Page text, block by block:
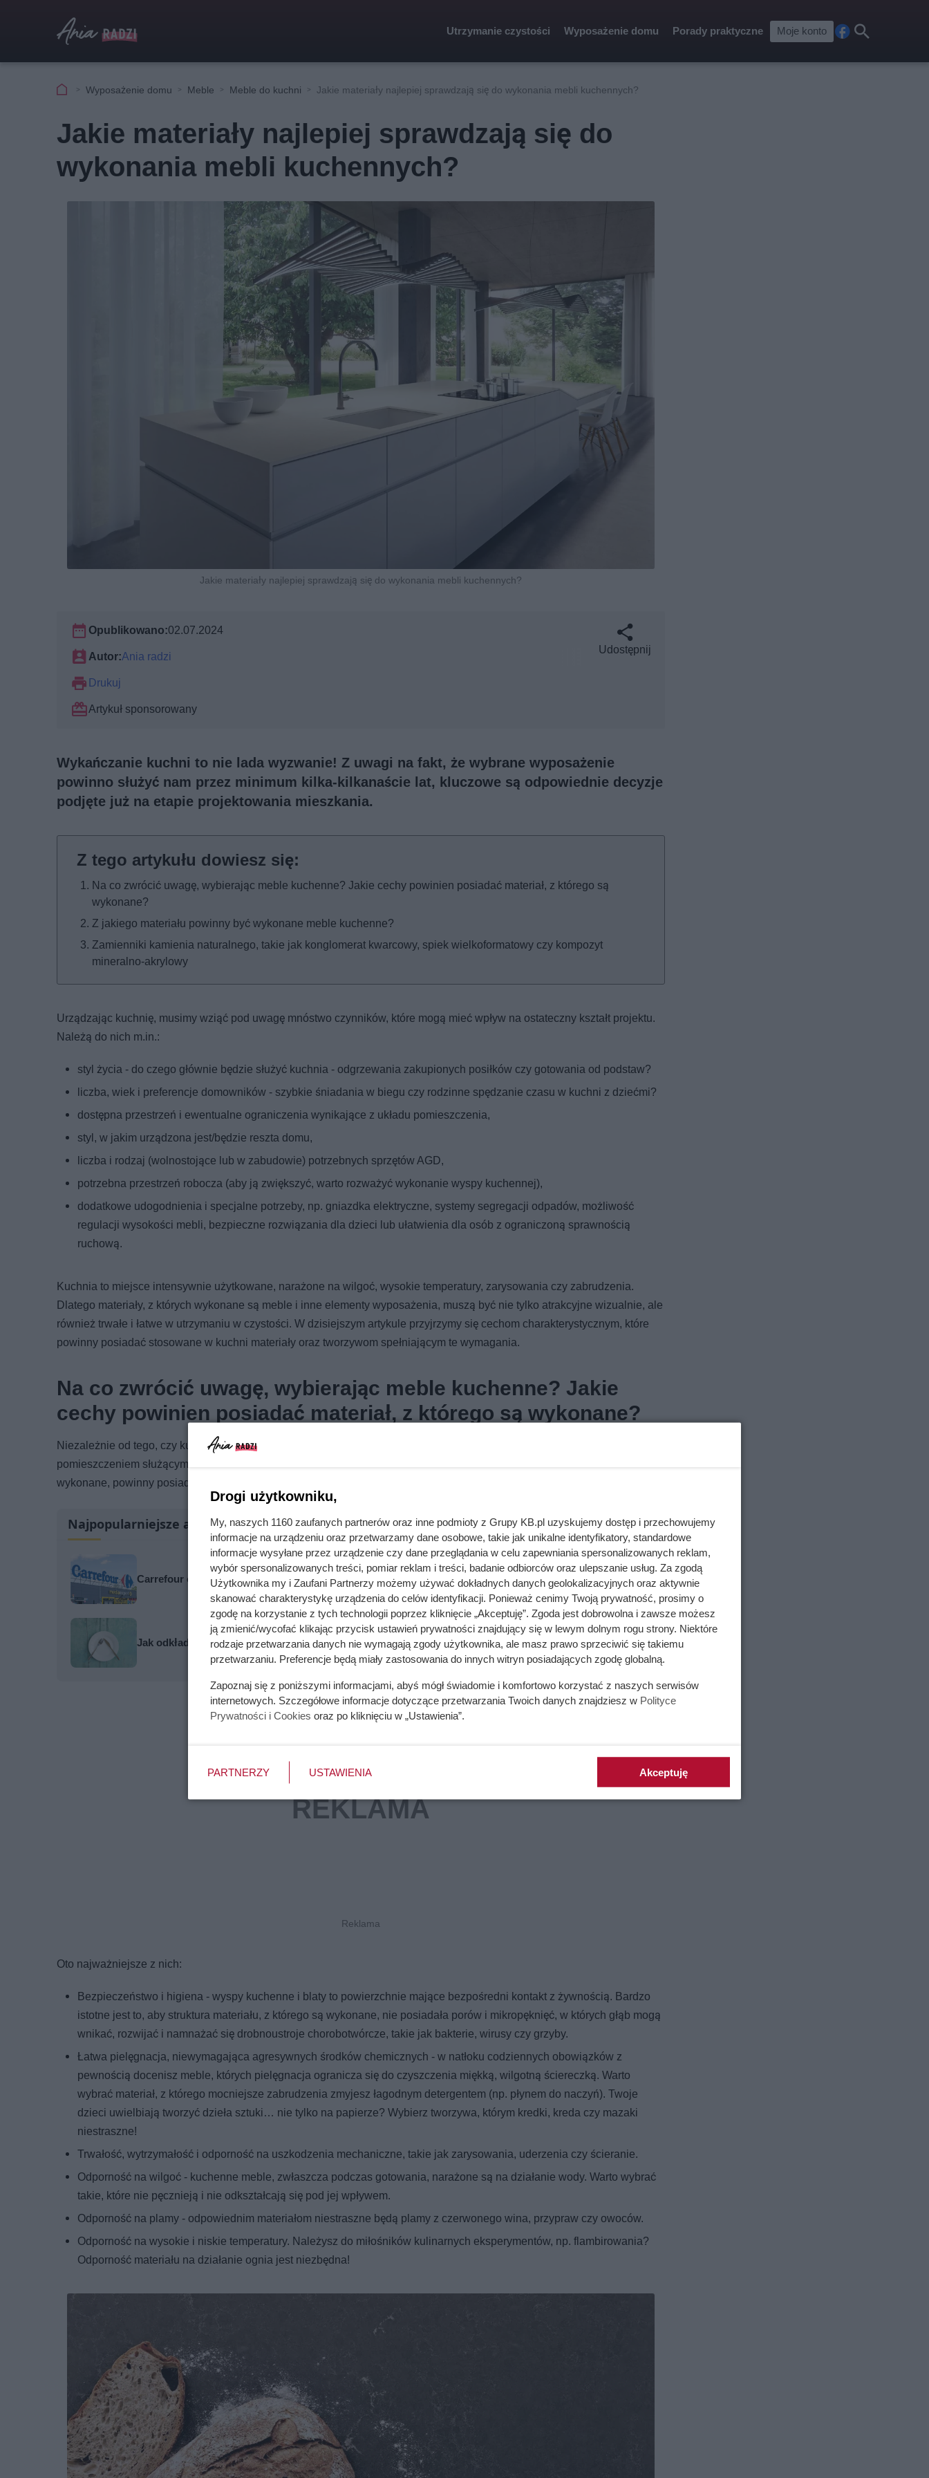
Utrzymanie czystości Wyposażenie domu Porady praktyczne Moje konto
cebkaj
Wyposażenie domu Meble Meble do kuchni Jakie materiały najlepiej sprawdzają się do wykonania mebli kuchennych?
Jakie materiały najlepiej sprawdzają się do
wykonania mebli kuchennych?
Jakie materiały najlepiej sprawdzają się do wykonania mebli kuchennych?
Opublikowano:02.07.2024
Autor:Ania radzi
Drukuj
Artykuł sponsorowany
Udostępnij
Wykańczanie kuchni to nie lada wyzwanie! Z uwagi na fakt, że wybrane wyposażenie
powinno służyć nam przez minimum kilka-kilkanaście lat, kluczowe są odpowiednie decyzje
podjęte już na etapie projektowania mieszkania.
Na co zwrócić uwagę, wybierając meble kuchenne? Jakie cechy powinien posiadać materiał, z którego są
wykonane?
Z jakiego materiału powinny być wykonane meble kuchenne?
Zamienniki kamienia naturalnego, takie jak konglomerat kwarcowy, spiek wielkoformatowy czy kompozyt
mineralno-akrylowy
Urządzając kuchnię, musimy wziąć pod uwagę mnóstwo czynników, które mogą mieć wpływ na ostateczny kształt projektu.
Należą do nich m.in.:
styl życia - do czego głównie będzie służyć kuchnia - odgrzewania zakupionych posiłków czy gotowania od podstaw?
liczba, wiek i preferencje domowników - szybkie śniadania w biegu czy rodzinne spędzanie czasu w kuchni z dziećmi?
dostępna przestrzeń i ewentualne ograniczenia wynikające z układu pomieszczenia,
styl, w jakim urządzona jest/będzie reszta domu,
liczba i rodzaj (wolnostojące lub w zabudowie) potrzebnych sprzętów AGD,
potrzebna przestrzeń robocza (aby ją zwiększyć, warto rozważyć wykonanie wyspy kuchennej),
dodatkowe udogodnienia i specjalne potrzeby, np. gniazdka elektryczne, systemy segregacji odpadów, możliwość
regulacji wysokości mebli, bezpieczne rozwiązania dla dzieci lub ułatwienia dla osób z ograniczoną sprawnością
ruchową.
Kuchnia to miejsce intensywnie użytkowane, narażone na wilgoć, wysokie temperatury, zarysowania czy zabrudzenia.
Dlatego materiały, z których wykonane są meble i inne elementy wyposażenia, muszą być nie tylko atrakcyjne wizualnie, ale
również trwałe i łatwe w utrzymaniu w czystości. W dzisiejszym artykule przyjrzymy się cechom charakterystycznym, które
powinny posiadać stosowane w kuchni materiały oraz tworzywom spełniającym te wymagania.
Na co zwrócić uwagę, wybierając meble kuchenne? Jakie
cechy powinien posiadać materiał, z którego są wykonane?
Niezależnie od tego, czy kuchnia jest sercem domu, w którym spędzasz mnóstwo czasu z bliskimi, czy raczej
pomieszczeniem służącym tylko do przygotowywania szybkich posiłków, meble kuchenne i materiały, z których są
wykonane, powinny posiadać kilka cech, dzięki którym pozostaną w doskonałym stanie przez wiele lat.
Najpopularniejsze artykuły
Carrefour odpalił promocje: kawa 80% taniej i różne hity
Jak odkładać sztućce po posiłku - poznaj zasady savoir vivre
Oto najważniejsze z nich:
Bezpieczeństwo i higiena - wyspy kuchenne i blaty to powierzchnie mające bezpośredni kontakt z żywnością. Bardzo
istotne jest to, aby struktura materiału, z którego są wykonane, nie posiadała porów i mikropęknięć, w których głąb mogą
wnikać, rozwijać i namnażać się drobnoustroje chorobotwórcze, takie jak bakterie, wirusy czy grzyby.
Łatwa pielęgnacja, niewymagająca agresywnych środków chemicznych - w natłoku codziennych obowiązków z
pewnością docenisz meble, których pielęgnacja ogranicza się do czyszczenia miękką, wilgotną ściereczką. Warto
wybrać materiał, z którego mocniejsze zabrudzenia zmyjesz łagodnym detergentem (np. płynem do naczyń). Twoje
dzieci uwielbiają tworzyć dzieła sztuki… nie tylko na papierze? Wybierz tworzywa, którym kredki, kreda czy mazaki
niestraszne!
Trwałość, wytrzymałość i odporność na uszkodzenia mechaniczne, takie jak zarysowania, uderzenia czy ścieranie.
Odporność na wilgoć - kuchenne meble, zwłaszcza podczas gotowania, narażone są na działanie wody. Warto wybrać
takie, które nie pęcznieją i nie odkształcają się pod jej wpływem.
Odporność na plamy - odpowiednim materiałom niestraszne będą plamy z czerwonego wina, przypraw czy owoców.
Odporność na wysokie i niskie temperatury. Należysz do miłośników kulinarnych eksperymentów, np. flambirowania?
Odporność materiału na działanie ognia jest niezbędna!
Drogi użytkowniku,
My, naszych 1160 zaufanych partnerów oraz inne podmioty z Grupy KB.pl uzyskujemy dostęp i przechowujemy
informacje na urządzeniu oraz przetwarzamy dane osobowe, takie jak unikalne identyfikatory, standardowe
informacje wysyłane przez urządzenie czy dane przeglądania w celu zapewniania spersonalizowanych reklam,
wybór spersonalizowanych treści, pomiar reklam i treści, badanie odbiorców oraz ulepszanie usług. Za zgodą
Użytkownika my i Zaufani Partnerzy możemy używać dokładnych danych geolokalizacyjnych oraz aktywnie
skanować charakterystykę urządzenia do celów identyfikacji. Ponieważ cenimy Twoją prywatność, prosimy o
zgodę na korzystanie z tych technologii poprzez kliknięcie „Akceptuję”. Zgoda jest dobrowolna i zawsze możesz
ją zmienić/wycofać klikając przycisk ustawień prywatności znajdujący się w lewym dolnym rogu strony. Niektóre
rodzaje przetwarzania danych nie wymagają zgody użytkownika, ale masz prawo sprzeciwić się takiemu
przetwarzaniu. Preferencje będą miały zastosowania do innych witryn posiadających zgodę globalną.
Zapoznaj się z poniższymi informacjami, abyś mógł świadomie i komfortowo korzystać z naszych serwisów
internetowych. Szczegółowe informacje dotyczące przetwarzania Twoich danych znajdziesz w Polityce
Prywatności i Cookies oraz po kliknięciu w „Ustawienia”.
PARTNERZY USTAWIENIA Akceptuję